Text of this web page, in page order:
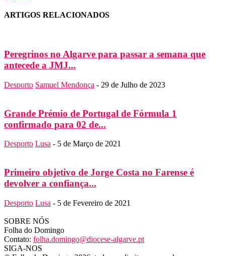
ARTIGOS RELACIONADOS
Peregrinos no Algarve para passar a semana que
antecede a JMJ...
Desporto Samuel Mendonça - 29 de Julho de 2023
Grande Prémio de Portugal de Fórmula 1
confirmado para 02 de...
Desporto Lusa - 5 de Março de 2021
Primeiro objetivo de Jorge Costa no Farense é
devolver a confiança...
Desporto Lusa - 5 de Fevereiro de 2021
SOBRE NÓS
Folha do Domingo
Contato: folha.domingo@diocese-algarve.pt
SIGA-NOS